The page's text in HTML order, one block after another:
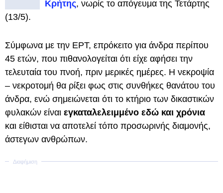
Κρήτης, νωρίς το απόγευμα της Τετάρτης
(13/5).
Σύμφωνα με την ΕΡΤ, επρόκειτο για άνδρα περίπου
45 ετών, που πιθανολογείται ότι είχε αφήσει την
τελευταία του πνοή, πριν μερικές ημέρες. Η νεκροψία
– νεκροτομή θα ρίξει φως στις συνθήκες θανάτου του
άνδρα, ενώ σημειώνεται ότι το κτήριο των δικαστικών
φυλακών είναι εγκαταλελειμμένο εδώ και χρόνια
και είθισται να αποτελεί τόπο προσωρινής διαμονής,
άστεγων ανθρώπων.